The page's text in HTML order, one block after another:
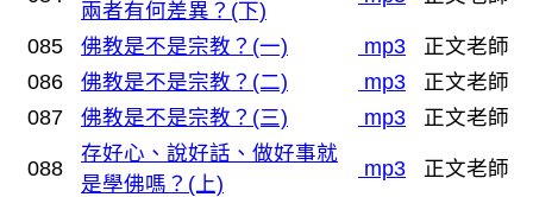
兩者有何差異？(下)
085 佛教是不是宗教？(一) mp3
正文老師
086
佛教是不是宗教？(二) mp3
正文老師
087
佛教是不是宗教？(三) mp3 正文老師
088
存好心、說好話、做好事就
是學佛嗎？(上)
mp3 正文老師